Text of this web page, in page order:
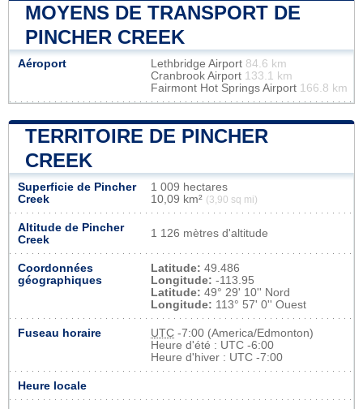
MOYENS DE TRANSPORT DE
PINCHER CREEK
Aéroport Lethbridge Airport 84.6 km
Cranbrook Airport 133.1 km
Fairmont Hot Springs Airport 166.8 km
TERRITOIRE DE PINCHER
CREEK
Superficie de Pincher
Creek
1 009 hectares
10,09 km² (3,90 sq mi)
Altitude de Pincher
Creek
1 126 mètres d'altitude
Coordonnées
géographiques
Latitude: 49.486
Longitude: -113.95
Latitude: 49° 29' 10'' Nord
Longitude: 113° 57' 0'' Ouest
Fuseau horaire UTC -7:00 (America/Edmonton)
Heure d'été : UTC -6:00
Heure d'hiver : UTC -7:00
Heure locale